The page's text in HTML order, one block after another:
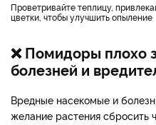
Проветривайте теплицу, привлекайте насекомых, потряхивайте
цветки, чтобы улучшить опыление
❌ Помидоры плохо
болезней и
Вредные насекомые и
желание растения сбросить